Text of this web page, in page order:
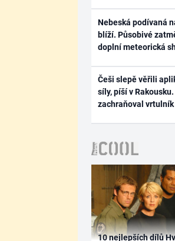
Nebeská podívaná
blíží. Působivé
doplní meteorická
Češi slepě věřili
síly, píší v
zachraňoval vrtulník
10 nejlepších dílů